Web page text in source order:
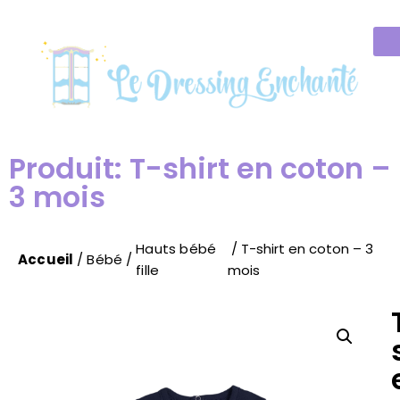
Produit: T-shirt en coton –
3 mois
Accueil /Bébé /
Hauts bébé
fille
/ T-shirt en coton – 3
mois